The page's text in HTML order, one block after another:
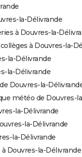
la-Délivrande
à Douvres-la-
à Douvres-la-
la-Délivrande
la-Délivrande
Douvres-la-
météo de Douvres-
la-Délivrande
la-Délivrande
la-Délivrande
Douvres-la-Délivrande